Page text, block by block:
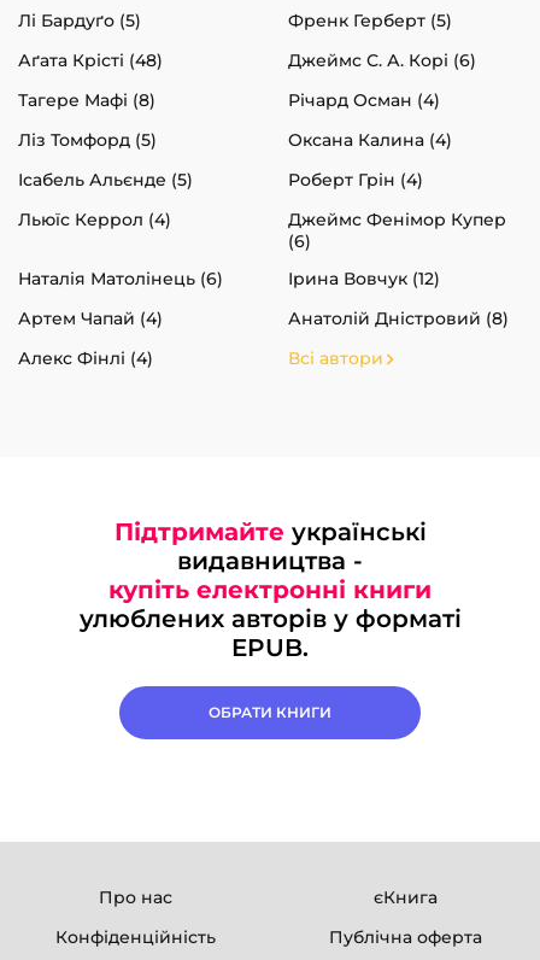
Лі Бардуґо (5)
Френк Герберт (5)
Аґата Крісті (48)
Джеймс С. А. Корі (6)
Тагере Мафі (8)
Річард Осман (4)
Ліз Томфорд (5)
Оксана Калина (4)
Ісабель Альєнде (5)
Роберт Грін (4)
Льюїс Керрол (4)
Джеймс Фенімор Купер
(6)
Наталія Матолінець (6)
Ірина Вовчук (12)
Артем Чапай (4)
Анатолій Дністровий (8)
Алекс Фінлі (4)
Всі автори
Підтримайте українські
видавництва -
купіть електронні книги
улюблених авторів у форматі
EPUB.
ОБРАТИ КНИГИ
Про нас
єКнига
Конфіденційність
Публічна оферта